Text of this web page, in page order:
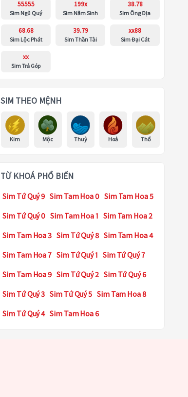
55555
Sim Ngũ Quý
199x
Sim Năm Sinh
38.78
Sim Ông Địa
68.68
Sim Lộc Phát
39.79
Sim Thần Tài
xx88
Sim Đại Cát
xx
Sim Trả Góp
SIM THEO MỆNH
Kim Mộc Thuỷ Hoả Thổ
TỪ KHOÁ PHỔ BIẾN
Sim Tứ Quý 9 Sim Tam Hoa 0 Sim Tam Hoa 5
Sim Tứ Quý 0 Sim Tam Hoa 1 Sim Tam Hoa 2
Sim Tam Hoa 3 Sim Tứ Quý 8 Sim Tam Hoa 4
Sim Tam Hoa 7 Sim Tứ Quý 1 Sim Tứ Quý 7
Sim Tam Hoa 9 Sim Tứ Quý 2 Sim Tứ Quý 6
Sim Tứ Quý 3 Sim Tứ Quý 5 Sim Tam Hoa 8
Sim Tứ Quý 4 Sim Tam Hoa 6